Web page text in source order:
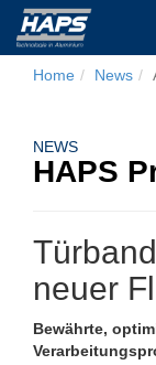
Home
News
NEWS
HAPS
neuer
Bewährte,